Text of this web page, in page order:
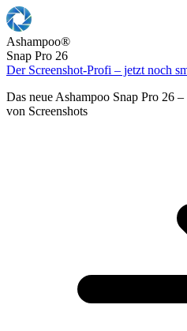
Ashampoo®
Snap Pro 26
Der Screenshot-Profi – jetzt noch
Das neue Ashampoo Snap Pro 26
von Screenshots